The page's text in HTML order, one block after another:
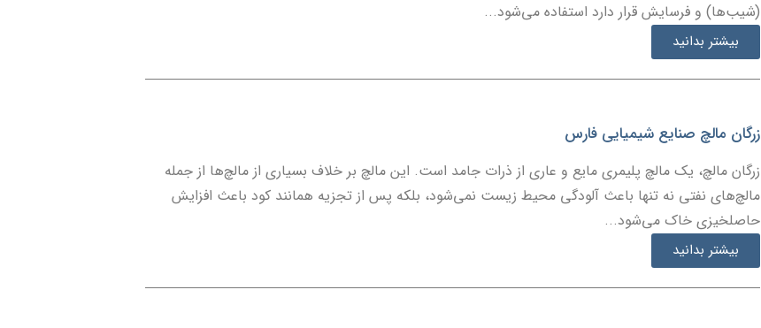
(شیب‌ها) و فرسایش قرار دارد استفاده می‌شود...
بیشتر بدانید
زرگان مالچ صنایع شیمیایی فارس
زرگان مالچ، یک مالچ پلیمری مایع و عاری از ذرات جامد است. این مالچ بر خلاف بسیاری از مالچ‌ها از جمله
مالچ‌های نفتی نه تنها باعث آلودگی محیط زیست نمی‌شود، بلکه پس از تجزیه همانند کود باعث افزایش
حاصلخیزی خاک می‌شود...
بیشتر بدانید